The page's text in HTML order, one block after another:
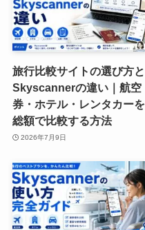
旅行比較サイトの選び方と
Skyscannerの違い｜航空
券・ホテル・レンタカーを
総額で比較する方法
2026年7月9日